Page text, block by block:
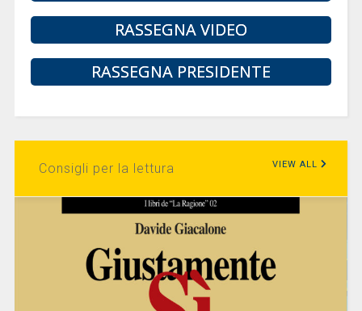
RASSEGNA VIDEO
RASSEGNA PRESIDENTE
Consigli per la lettura VIEW ALL